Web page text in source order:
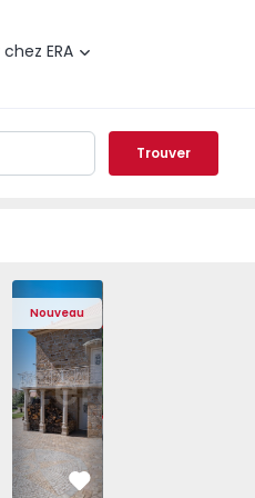
ERA
Trouver
- 11
- 1564635 - 3
Arcozelo - 1564635 - 4
Nova de Gaia, Arcozelo -
T1 Vila Nova de Gaia,
Appartement T1 Vila Nova
Appartement
Nouveau
Sabugal, Souto - 1575640 - 20
Maison T4 Sabugal, Souto -
Maison T4
Préféré